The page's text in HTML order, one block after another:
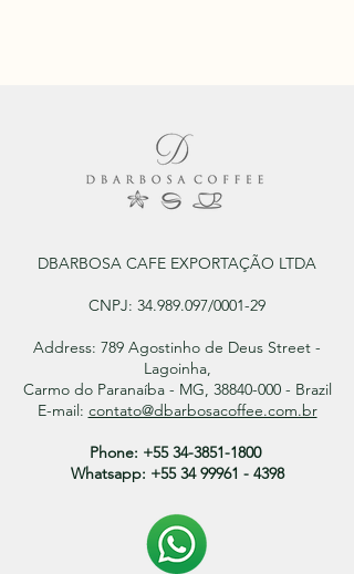
DBARBOSA CAFE EXPORTAÇÃO LTDA
CNPJ: 34.989.097/0001-29
Address: 789 Agostinho de Deus Street -
Lagoinha,
Carmo do Paranaíba - MG, 38840-000 - Brazil
E-mail: contato@dbarbosacoffee.com.br
Phone: +55 34-3851-1800
Whatsapp: +55 34 99961 - 4398